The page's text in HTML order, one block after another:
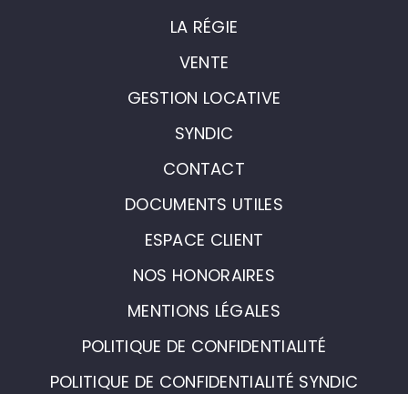
LA RÉGIE
VENTE
GESTION LOCATIVE
SYNDIC
CONTACT
DOCUMENTS UTILES
ESPACE CLIENT
NOS HONORAIRES
MENTIONS LÉGALES
POLITIQUE DE CONFIDENTIALITÉ
POLITIQUE DE CONFIDENTIALITÉ SYNDIC